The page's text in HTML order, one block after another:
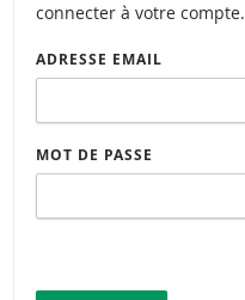
connecter à votre compte.
ADRESSE EMAIL
MOT DE PASSE